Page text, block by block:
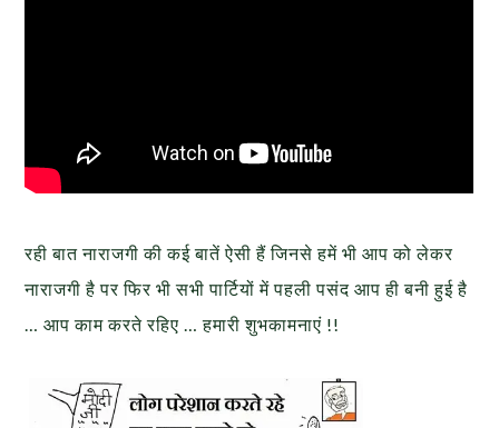
रही बात नाराजगी की कई बातें ऐसी हैं जिनसे हमें भी आप को लेकर
नाराजगी है पर फिर भी सभी पार्टियों में पहली पसंद आप ही बनी हुई है
… आप काम करते रहिए … हमारी शुभकामनाएं !!